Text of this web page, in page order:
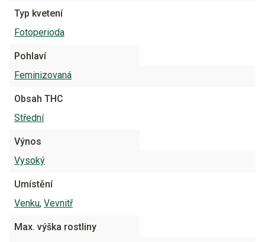
Typ kvetení
Fotoperioda
Pohlaví
Feminizovaná
Obsah THC
Střední
Výnos
Vysoký
Umístění
Venku, Vevnitř
Max. výška rostliny